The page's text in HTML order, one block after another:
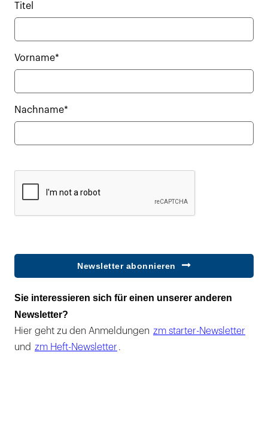
Titel
Vorname*
Nachname*
Newsletter abonnieren
Sie interessieren sich für einen unserer anderen
Newsletter?
Hier geht zu den Anmeldungen zm starter-Newsletter
und zm Heft-Newsletter .